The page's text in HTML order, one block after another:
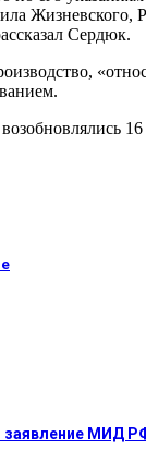
Сердюк.
заявление МИД